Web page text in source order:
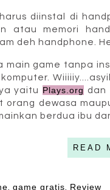
diinstal di
atau memori
deh handphone.
main game tanpa
yaitu Plays.org dan
orang dewasa
berdua ibu
READ
,game gratis, Review